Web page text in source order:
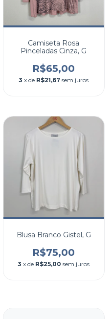
Camiseta Rosa
Pinceladas Cinza, G
R$65,00
3 x de R$21,67 sem juros
Blusa Branco Gistel, G
R$75,00
3 x de R$25,00 sem juros